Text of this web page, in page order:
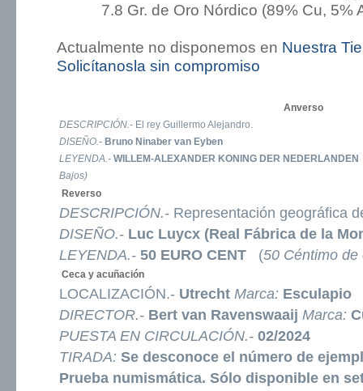
7.8 Gr. de Oro Nórdico (89% Cu, 5%
Actualmente no disponemos en Nuestra
Solicítanosla sin compromiso
Anverso
DESCRIPCIÓN.- El rey Guillermo Alejandro.
DISEÑO.- Bruno Ninaber van Eyben
LEYENDA.- WILLEM-ALEXANDER KONING DER NEDERLANDEN
Bajos)
Reverso
DESCRIPCIÓN.- Representación geográfica
DISEÑO.- Luc Luycx (Real Fábrica de la
LEYENDA.- 50 EURO CENT (50 Céntimo de
Ceca y acuñación
LOCALIZACIÓN.- Utrecht Marca: Esculapio
DIRECTOR.- Bert van Ravenswaaij Marca:
PUESTA EN CIRCULACIÓN.- 02/2024
TIRADA: Se desconoce el número de
Prueba numismática. Sólo disponible en